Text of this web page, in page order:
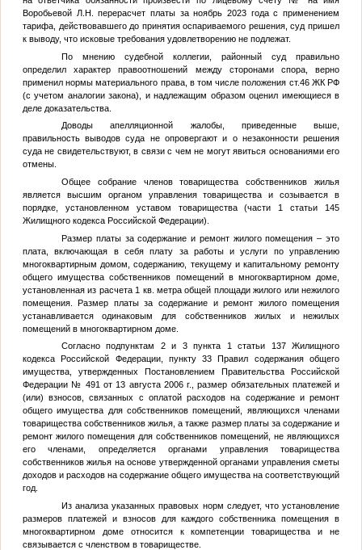
Воробьевой Л.Н. перерасчет платы за ноябрь 2023 года с применением
тарифа, действовавшего до принятия оспариваемого решения, суд пришел
к выводу, что исковые требования удовлетворению не подлежат.
По мнению судебной коллегии, районный суд правильно
определил характер правоотношений между сторонами спора, верно
применил нормы материального права, в том числе положения ст.46 ЖК РФ
(с учетом аналогии закона), и надлежащим образом оценил имеющиеся в
деле доказательства.
Доводы апелляционной жалобы, приведенные выше,
правильность выводов суда не опровергают и о незаконности решения
суда не свидетельствуют, в связи с чем не могут явиться основаниями его
отмены.
Общее собрание членов товарищества собственников жилья
является высшим органом управления товарищества и созывается в
порядке, установленном уставом товарищества (части 1 статьи 145
Жилищного кодекса Российской Федерации).
Размер платы за содержание и ремонт жилого помещения – это
плата, включающая в себя плату за работы и услуги по управлению
многоквартирным домом, содержанию, текущему и капитальному ремонту
общего имущества собственников помещений в многоквартирном доме,
установленная из расчета 1 кв. метра общей площади жилого или нежилого
помещения. Размер платы за содержание и ремонт жилого помещения
устанавливается одинаковым для собственников жилых и нежилых
помещений в многоквартирном доме.
Согласно подпунктам 2 и 3 пункта 1 статьи 137 Жилищного
кодекса Российской Федерации, пункту 33 Правил содержания общего
имущества, утвержденных Постановлением Правительства Российской
Федерации № 491 от 13 августа 2006 г., размер обязательных платежей и
(или) взносов, связанных с оплатой расходов на содержание и ремонт
общего имущества для собственников помещений, являющихся членами
товарищества собственников жилья, а также размер платы за содержание и
ремонт жилого помещения для собственников помещений, не являющихся
его членами, определяется органами управления товарищества
собственников жилья на основе утвержденной органами управления сметы
доходов и расходов на содержание общего имущества на соответствующий
год.
Из анализа указанных правовых норм следует, что установление
размеров платежей и взносов для каждого собственника помещения в
многоквартирном доме относится к компетенции товарищества и не
связывается с членством в товариществе.